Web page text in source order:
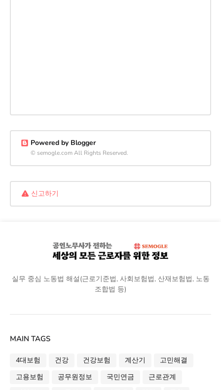
Powered by Blogger
© semogle.com All Rights Reserved.
신고하기
실무 중심 노동법 해설(근로기준법, 사회보험법, 산재보험법, 노동
조합법 등)
MAIN TAGS
4대보험 건강 건강보험 계산기
고민해결
고용보험
공무원정보 국민연금
근로관계